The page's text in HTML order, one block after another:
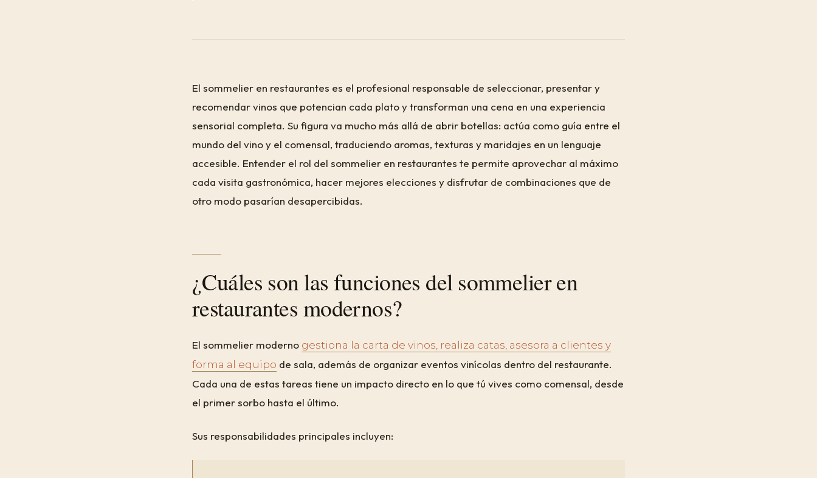
El sommelier en restaurantes es el profesional responsable de seleccionar, presentar y
recomendar vinos que potencian cada plato y transforman una cena en una experiencia
sensorial completa. Su figura va mucho más allá de abrir botellas: actúa como guía entre el
mundo del vino y el comensal, traduciendo aromas, texturas y maridajes en un lenguaje
accesible. Entender el rol del sommelier en restaurantes te permite aprovechar al máximo
cada visita gastronómica, hacer mejores elecciones y disfrutar de combinaciones que de
otro modo pasarían desapercibidas.
¿Cuáles son las funciones del sommelier en
restaurantes modernos?
El sommelier moderno gestiona la carta de vinos, realiza catas, asesora a clientes y
forma al equipo de sala, además de organizar eventos vinícolas dentro del restaurante.
Cada una de estas tareas tiene un impacto directo en lo que tú vives como comensal, desde
el primer sorbo hasta el último.
Sus responsabilidades principales incluyen: